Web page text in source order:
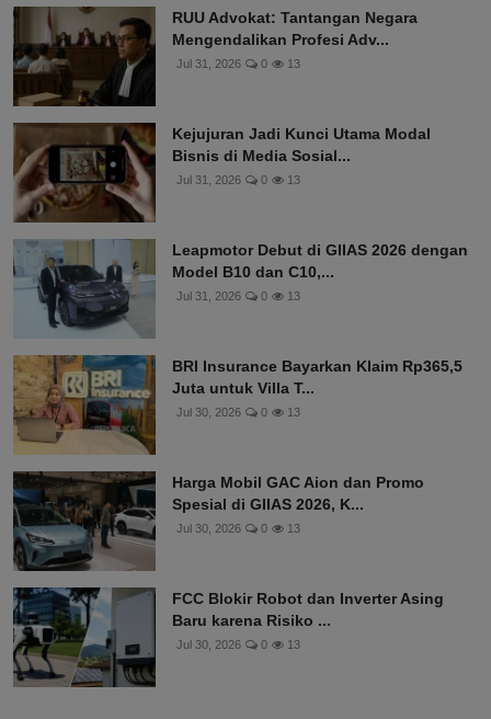
RUU Advokat: Tantangan Negara
Mengendalikan Profesi Adv...
Jul 31, 2026 0 13
Kejujuran Jadi Kunci Utama Modal
Bisnis di Media Sosial...
Jul 31, 2026 0 13
Leapmotor Debut di GIIAS 2026 dengan
Model B10 dan C10,...
Jul 31, 2026 0 13
BRI Insurance Bayarkan Klaim Rp365,5
Juta untuk Villa T...
Jul 30, 2026 0 13
Harga Mobil GAC Aion dan Promo
Spesial di GIIAS 2026, K...
Jul 30, 2026 0 13
FCC Blokir Robot dan Inverter Asing
Baru karena Risiko ...
Jul 30, 2026 0 13